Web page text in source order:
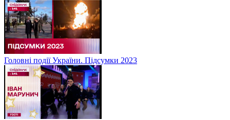
Головні події України. Підсумки 2023